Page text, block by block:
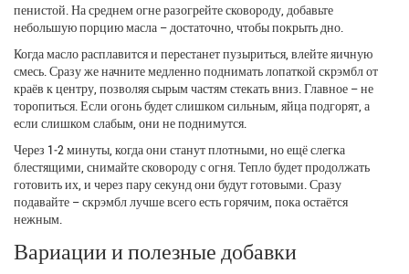
пенистой. На среднем огне разогрейте сковороду, добавьте
небольшую порцию масла – достаточно, чтобы покрыть дно.
Когда масло расплавится и перестанет пузыриться, влейте яичную
смесь. Сразу же начните медленно поднимать лопаткой скрэмбл от
краёв к центру, позволяя сырым частям стекать вниз. Главное – не
торопиться. Если огонь будет слишком сильным, яйца подгорят, а
если слишком слабым, они не поднимутся.
Через 1‑2 минуты, когда они станут плотными, но ещё слегка
блестящими, снимайте сковороду с огня. Тепло будет продолжать
готовить их, и через пару секунд они будут готовыми. Сразу
подавайте – скрэмбл лучше всего есть горячим, пока остаётся
нежным.
Вариации и полезные добавки